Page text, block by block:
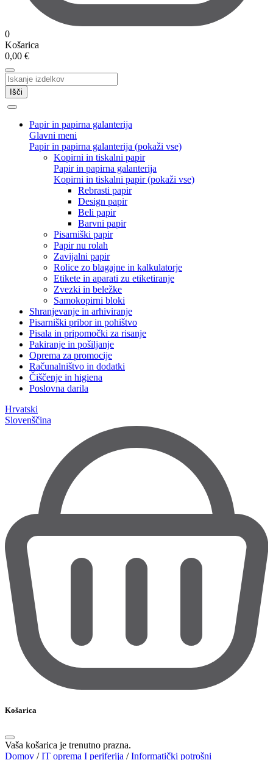
0
Košarica
0,00 €
Išči
Papir in papirna galanterija
Glavni meni
Papir in papirna galanterija (pokaži vse)
Kopirni in tiskalni papir
Papir in papirna galanterija
Kopirni in tiskalni papir (pokaži vse)
Rebrasti papir
Design papir
Beli papir
Barvni papir
Pisarniški papir
Papir nu rolah
Zavijalni papir
Rolice zo blagajne in kalkulatorje
Etikete in aparati zu etiketiranje
Zvezki in beležke
Samokopirni bloki
Shranjevanje in arhiviranje
Pisarniški pribor in pohištvo
Pisala in pripomočki za risanje
Pakiranje in pošiljanje
Oprema za promocije
Računalništvo in dodatki
Čiščenje in higiena
Poslovna darila
Hrvatski
Slovenščina
Košarica
Vaša košarica je trenutno prazna.
Domov /IT oprema I periferija /Informatički potrošni